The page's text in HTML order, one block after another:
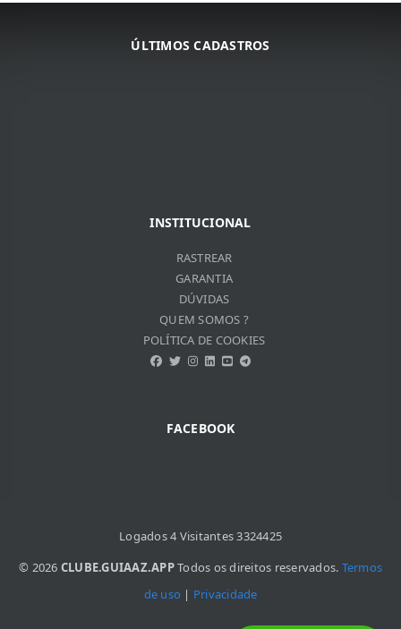
ÚLTIMOS CADASTROS
INSTITUCIONAL
RASTREAR
GARANTIA
DÚVIDAS
QUEM SOMOS ?
POLÍTICA DE COOKIES
FACEBOOK
Logados 4 Visitantes 3324425
© 2026 CLUBE.GUIAAZ.APPTodos os direitos reservados. Termos
de uso | Privacidade